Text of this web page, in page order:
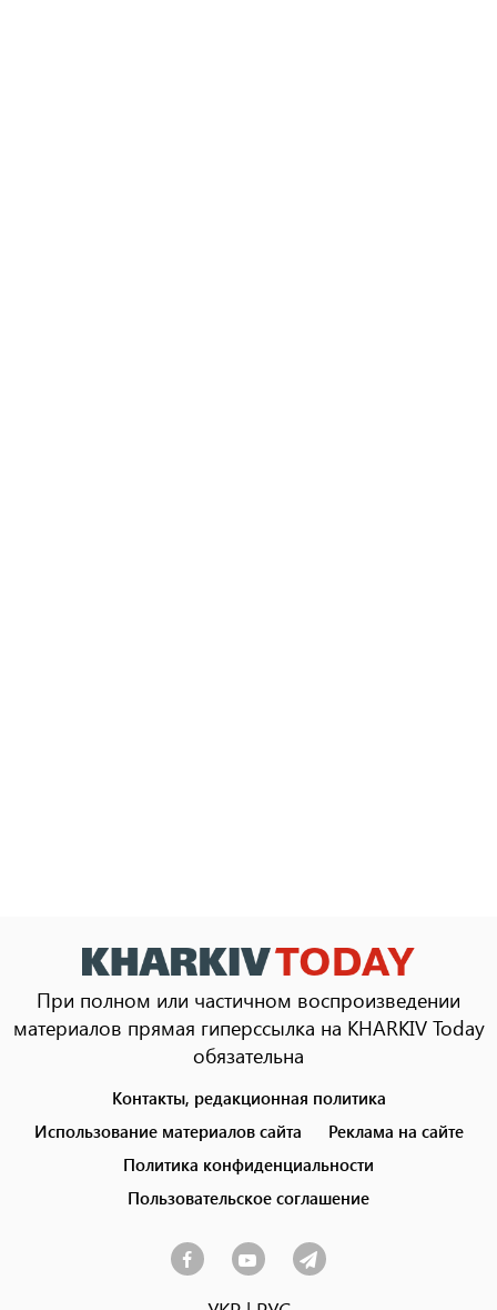
При полном или частичном воспроизведении
материалов прямая гиперссылка на KHARKIV Today
обязательна
menu
Контакты, редакционная политика
Использование материалов сайта
Реклама на сайте
Политика конфиденциальности
Пользовательское соглашение